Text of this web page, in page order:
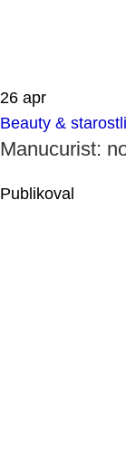
26 apr
Beauty &
Manucurist:
Publikoval